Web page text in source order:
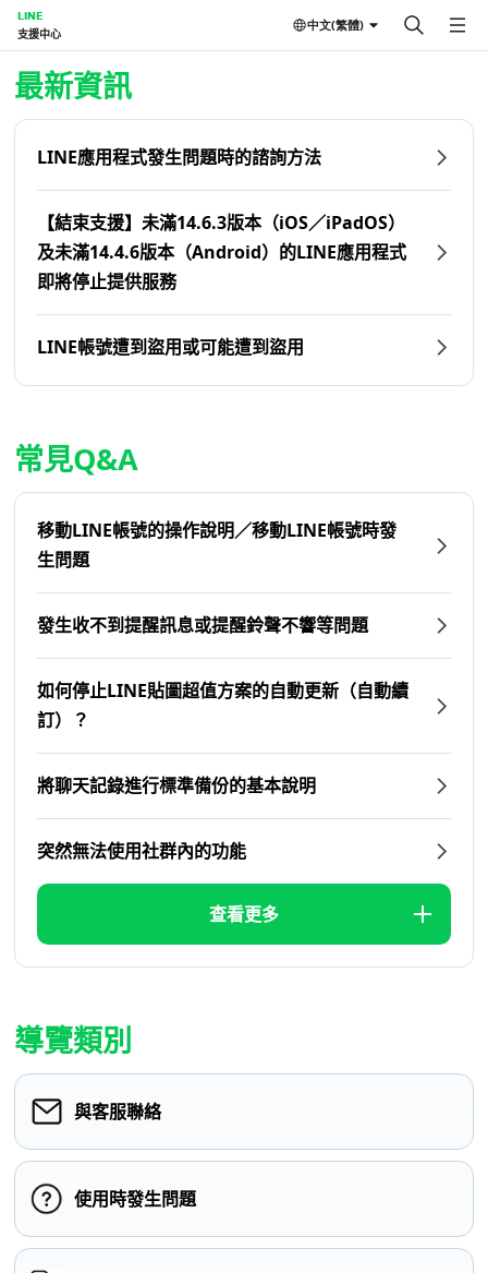
LINE
支援中心
中文(繁體)
首頁 | LINE支援中心
最新資訊
LINE應用程式發生問題時的諮詢方法
【結束支援】未滿14.6.3版本（iOS／iPadOS）
及未滿14.4.6版本（Android）的LINE應用程式
即將停止提供服務
LINE帳號遭到盜用或可能遭到盜用
常見Q&A
移動LINE帳號的操作說明／移動LINE帳號時發
生問題
發生收不到提醒訊息或提醒鈴聲不響等問題
如何停止LINE貼圖超值方案的自動更新（自動續
訂）？
將聊天記錄進行標準備份的基本說明
突然無法使用社群內的功能
查看更多
導覽類別
與客服聯絡
使用時發生問題